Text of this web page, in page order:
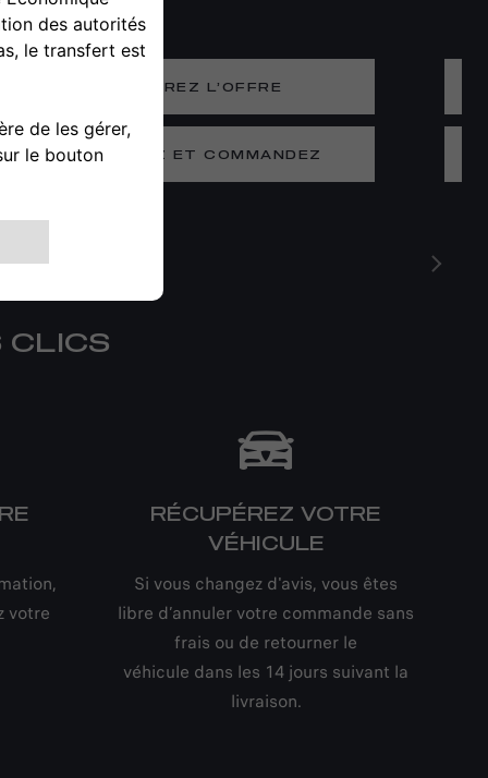
DÉCOUVREZ L’OFFRE
CONFIGUREZ ET COMMANDEZ
CLICS
votre
RÉCUPÉREZ VOTRE
VÉHICULE
Si vous changez d'avis, vous êtes
libre d’annuler votre commande sans
frais ou de retourner le
véhicule dans les 14 jours suivant la
livraison.